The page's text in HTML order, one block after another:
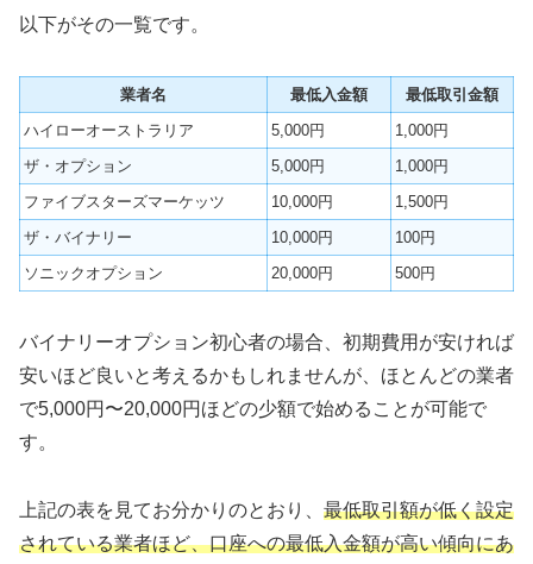
以下がその一覧です。
業者名 最低入金額
最低取引金額
ハイローオーストラリア
5,000円
1,000円
ザ・オプション
5,000円
1,000円
ファイブスターズマーケッツ
10,000円
1,500円
ザ・バイナリー
10,000円
100円
ソニックオプション
20,000円 500円
バイナリーオプション初心者の場合、初期費用が安ければ
安いほど良いと考えるかもしれませんが、ほとんどの業者
で5,000円〜20,000円ほどの少額で始めることが可能で
す。
上記の表を見てお分かりのとおり、 最低取引額が低く設定
されている業者ほど、口座への最低入金額が高い傾向にあ